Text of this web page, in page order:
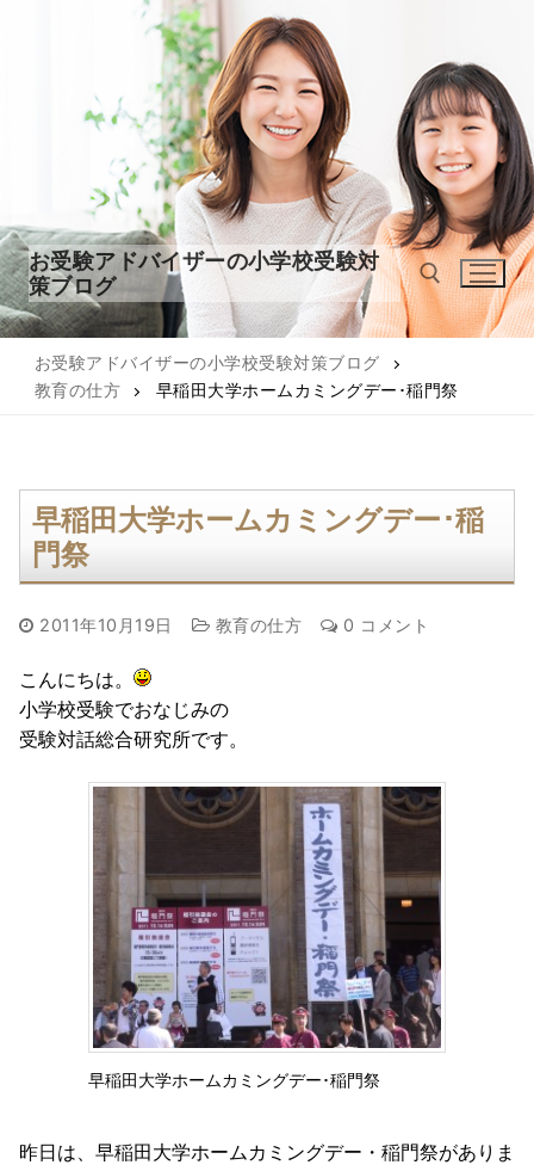
キ
ッ
プ
お受験アドバイザーの小学校受験対
策ブログ
検索:
お受験アドバイザーの小学校受験対策ブログ
教育の仕方
早稲田大学ホームカミングデー･稲門祭
早稲田大学ホームカミングデー･稲
門祭
2011年10月19日 教育の仕方 0 コメント
こんにちは。
小学校受験でおなじみの
受験対話総合研究所です。
早稲田大学ホームカミングデー･稲門祭
昨日は、早稲田大学ホームカミングデー・稲門祭がありま